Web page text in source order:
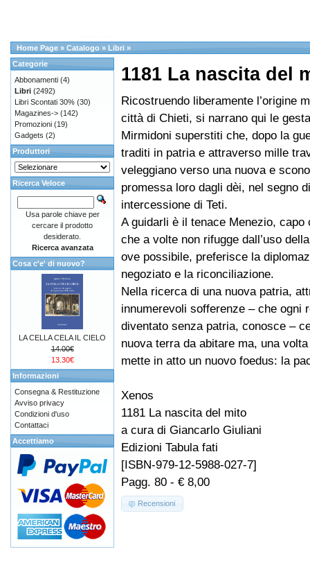
Home Page » Catalogo » Libri »
1181 La nascita del
Ricostruendo liberamente l’origine
città di Chieti, si narrano qui le
Mirmidoni superstiti che, dopo la
traditi in patria e attraverso mille
veleggiano verso una nuova e
promessa loro dagli dèi, nel segno
intercessione di Teti.
A guidarli è il tenace Menezio, capo
che a volte non rifugge dall’uso
ove possibile, preferisce la
negoziato e la riconciliazione.
Nella ricerca di una nuova patria,
innumerevoli sofferenze – che ogni
diventato senza patria, conosce –
nuova terra da abitare ma, una
mette in atto un nuovo foedus: la
Xenos
1181 La nascita del mito
a cura di Giancarlo Giuliani
Edizioni Tabula fati
[ISBN-979-12-5988-027-7]
Pagg. 80 - € 8,00
Recensioni
Categorie
Abbonamenti (4)
Libri (2492)
Libri Scontati 30% (30)
Magazines-> (142)
Promozioni (19)
Gadgets (2)
Produttori
Ricerca Veloce
Usa parole chiave per
cercare il prodotto
desiderato.
Ricerca avanzata
Cosa c'e' di nuovo?
LA CELLA CELA IL CIELO
14.00€
13.30€
Informazioni
Consegna & Restituzione
Avviso privacy
Condizioni d'uso
Contattaci
Accettiamo